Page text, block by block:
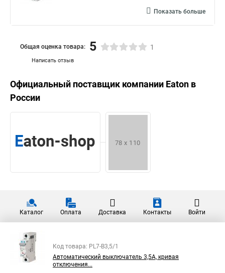
Показать больше
Написать отзыв
Общая оценка товара: 5 1
Официальный поставщик компании Eaton в
России
Каталог Оплата Доставка Контакты Войти
Код товара: PL7-B3,5/1
Автоматический выключатель 3,5А, кривая
отключения...